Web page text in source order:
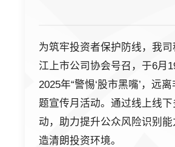
为筑牢投资者保护防线，我
江上市公司协会号召，于6月
2025年“警惕‘股市黑嘴’，远
题宣传月活动。通过线上线下
动，助力提升公众风险识别
造清朗投资环境。